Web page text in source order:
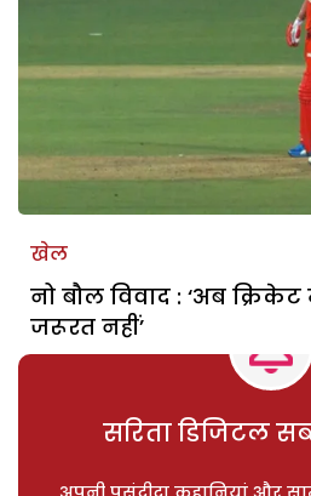
खेल
नो बौल विवाद : ‘अब
जरूरत नहीं’
सरिता डिजिटल